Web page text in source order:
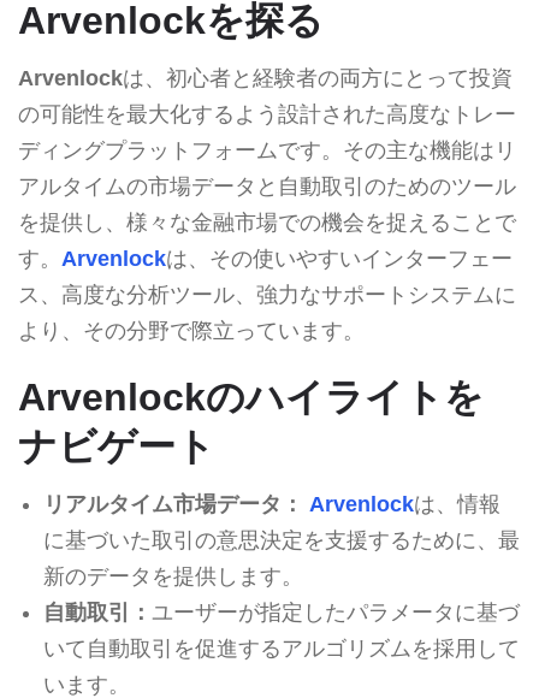
Arvenlockを探る
Arvenlockは、初心者と経験者の両方にとって投資
の可能性を最大化するよう設計された高度なトレー
ディングプラットフォームです。その主な機能はリ
アルタイムの市場データと自動取引のためのツール
を提供し、様々な金融市場での機会を捉えることで
す。 Arvenlockは、その使いやすいインターフェー
ス、高度な分析ツール、強力なサポートシステムに
より、その分野で際立っています。
Arvenlockのハイライトを
ナビゲート
リアルタイム市場データ： Arvenlockは、情報
に基づいた取引の意思決定を支援するために、最
新のデータを提供します。
自動取引： ユーザーが指定したパラメータに基づ
いて自動取引を促進するアルゴリズムを採用して
います。